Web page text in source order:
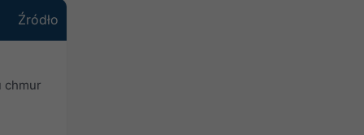
Źródło
chmur